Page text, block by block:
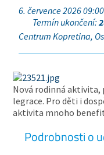
6. července 2026 09:00
Termín ukončení:
Centrum Kopretina,
Nová rodinná aktivita,
legrace. Pro děti i
aktivita mnoho
Podrobnosti o